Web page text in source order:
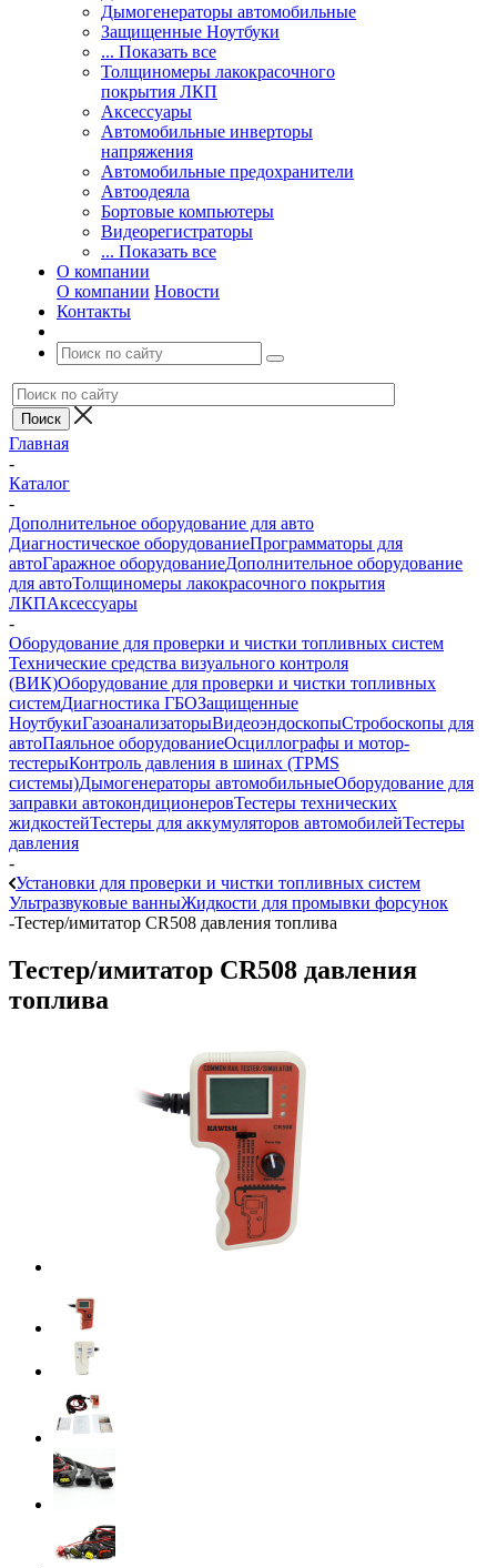
Дымогенераторы автомобильные
Защищенные Ноутбуки
... Показать все
Толщиномеры лакокрасочного
покрытия ЛКП
Аксессуары
Автомобильные инверторы
напряжения
Автомобильные предохранители
Автоодеяла
Бортовые компьютеры
Видеорегистраторы
... Показать все
О компании
О компании Новости
Контакты
Главная
-
Каталог
-
Дополнительное оборудование для авто
Диагностическое оборудованиеПрограмматоры для
автоГаражное оборудованиеДополнительное оборудование
для автоТолщиномеры лакокрасочного покрытия
ЛКПАксессуары
-
Оборудование для проверки и чистки топливных систем
Технические средства визуального контроля
(ВИК)Оборудование для проверки и чистки топливных
системДиагностика ГБОЗащищенные
НоутбукиГазоанализаторыВидеоэндоскопыСтробоскопы для
автоПаяльное оборудованиеОсциллографы и мотор-
тестерыКонтроль давления в шинах (TPMS
системы)Дымогенераторы автомобильныеОборудование для
заправки автокондиционеровТестеры технических
жидкостейТестеры для аккумуляторов автомобилейТестеры
давления
-
Установки для проверки и чистки топливных систем
Ультразвуковые ванныЖидкости для промывки форсунок
-Тестер/имитатор CR508 давления топлива
Тестер/имитатор CR508 давления
топлива